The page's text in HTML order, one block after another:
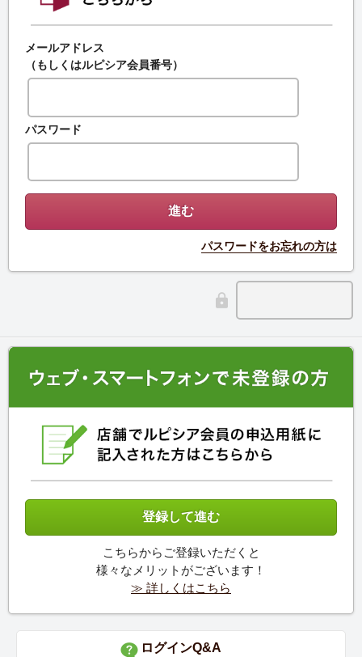
メールアドレス
（もしくはルピシア会員番号）
パスワード
パスワードをお忘れの方は
こちらからご登録いただくと
様々なメリットがございます！
≫ 詳しくはこちら